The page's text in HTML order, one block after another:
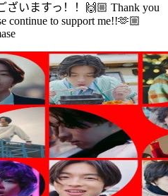
いますっ！！🙌🏼 Thank you
continue to support me!!🫶🏼